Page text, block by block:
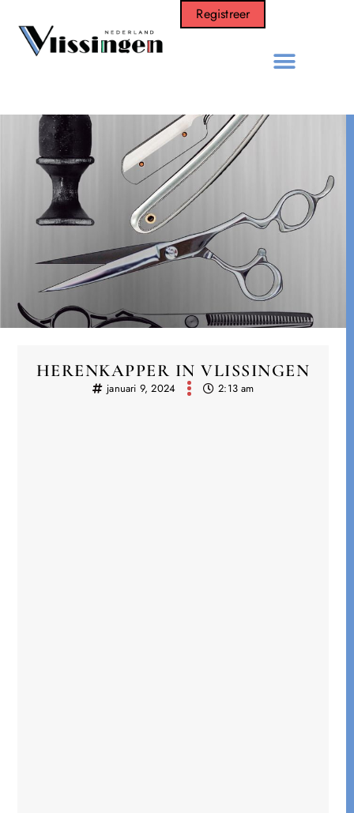
Registreer
HERENKAPPER IN VLISSINGEN
januari 9, 2024 2:13 am